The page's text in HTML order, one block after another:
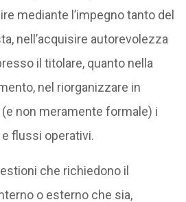
mediante l’impegno tanto del
nell’acquisire autorevolezza
il titolare, quanto nella
nel riorganizzare in
non meramente formale) i
flussi operativi.
che richiedono il
o esterno che sia,